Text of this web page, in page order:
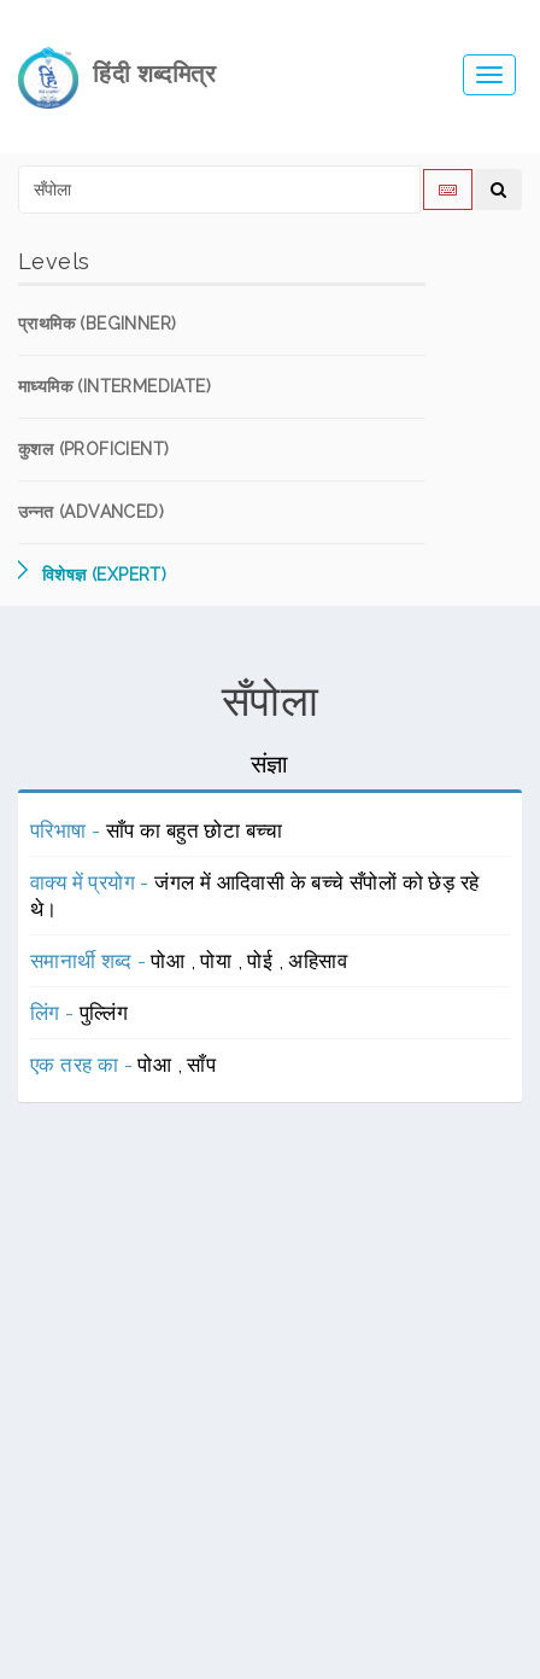
हिंदी शब्दमित्र
Levels
प्राथमिक (BEGINNER)
माध्यमिक (INTERMEDIATE)
कुशल (PROFICIENT)
उन्नत (ADVANCED)
विशेषज्ञ (EXPERT)
सँपोला
संज्ञा
परिभाषा -साँप का बहुत छोटा बच्चा
वाक्य में प्रयोग -जंगल में आदिवासी के बच्चे सँपोलों को छेड़ रहे
थे।
समानार्थी शब्द -पोआ ,पोया ,पोई ,अहिसाव
लिंग -पुल्लिंग
एक तरह का -पोआ ,साँप